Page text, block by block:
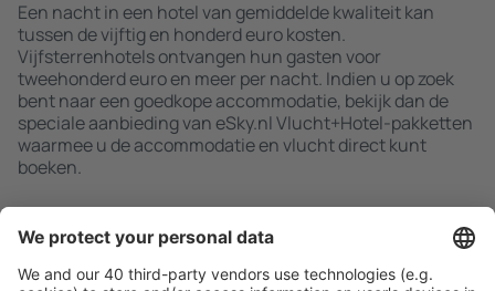
Een nacht in een hotel van gemiddelde kwaliteit kan
tussen de vijftig en honderd euro kosten.
Vijfsterrenhotels ontvangen hun gasten voor
tweehonderd euro en meer per nacht. Indien u op zoek
bent naar een goedkope accommodatie, bekijk dan de
speciale aanbieding van eSky.nl Vlucht+Hotel-pakketten
waarmee u de accommodatie en vlucht direct kunt
boeken.
Zoek snel en gemakkelijk